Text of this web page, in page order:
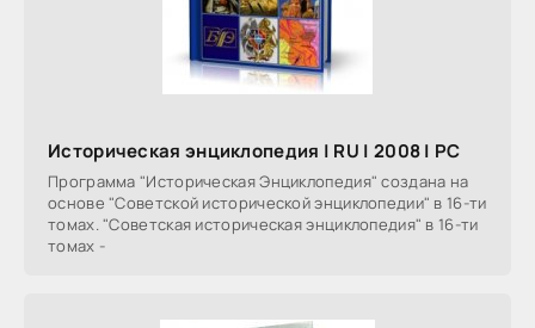
Историческая энциклопедия | RU | 2008 | PC
Программа "Историческая Энциклопедия" создана на
основе "Советской исторической энциклопедии" в 16-ти
томах. "Советская историческая энциклопедия" в 16-ти
томах -